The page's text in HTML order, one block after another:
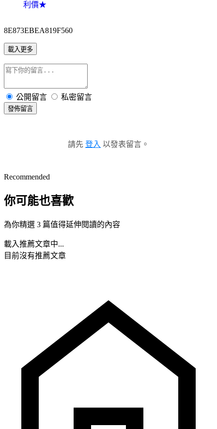
利價★
8E873EBEA819F560
載入更多
公開留言 私密留言
發佈留言
請先 登入 以發表留言。
Recommended
你可能也喜歡
為你精選 3 篇值得延伸閱讀的內容
載入推薦文章中...
目前沒有推薦文章